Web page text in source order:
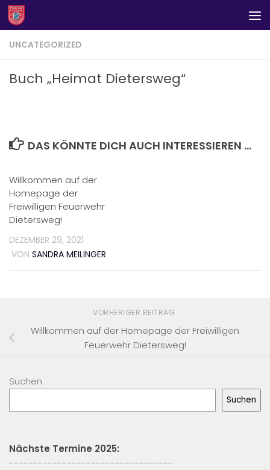
Zum Inhalt springen
UNCATEGORIZED
Buch „Heimat Dietersweg“
DAS KÖNNTE DICH AUCH INTERESSIEREN …
Willkommen auf der
Homepage der
Freiwilligen Feuerwehr
Dietersweg!
DEZEMBER 29, 2021
VON SANDRA MEILINGER
VORHERIGER BEITRAG
Willkommen auf der Homepage der Freiwilligen
Feuerwehr Dietersweg!
Suchen
Suchen
Nächste Termine 2025:
----------------------------------